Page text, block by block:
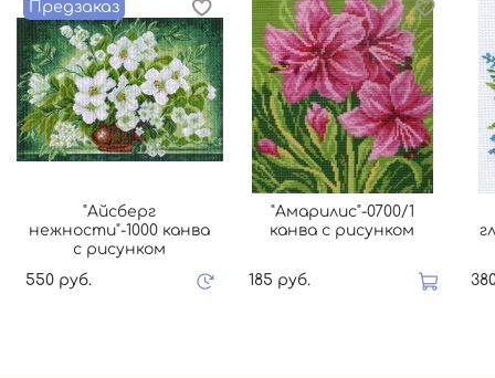
Предзаказ
"Айсберг
нежности"-1000 канва
с рисунком
550 руб.
"Амарилис"-0700/1
канва с рисунком
185 руб.